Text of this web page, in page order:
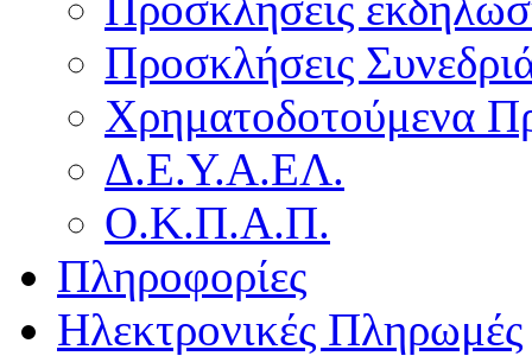
Προσκλήσεις
Χρηματοδοτούμενα
Δ.Ε.Υ.Α.ΕΛ.
Ο.Κ.Π.Α.Π.
Πληροφορίες
Ηλεκτρονικές Πληρωμές